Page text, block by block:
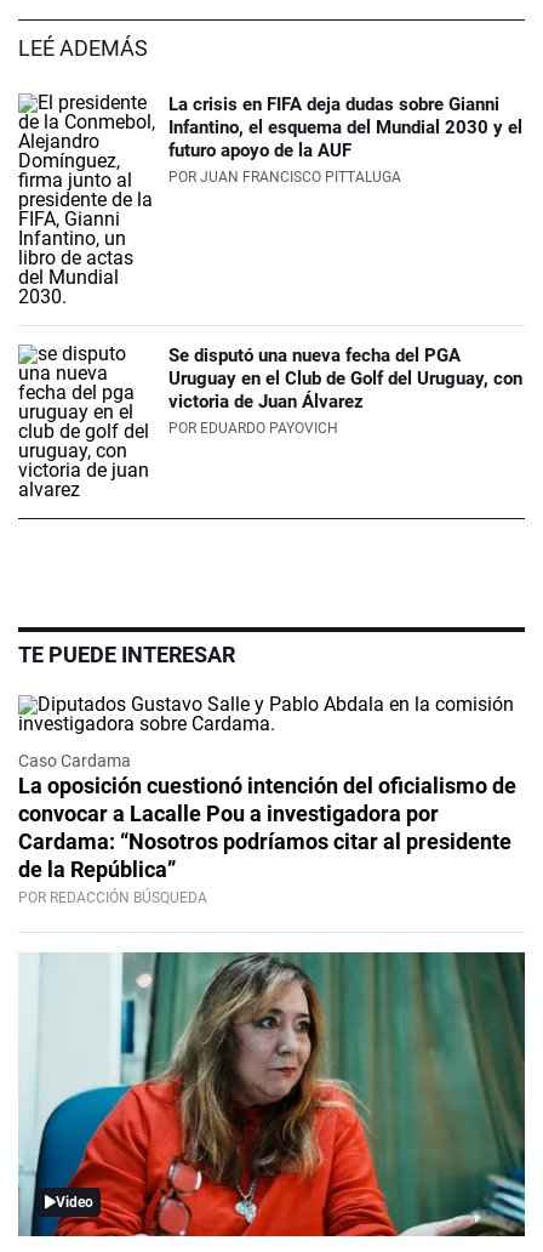
LEÉ ADEMÁS
La crisis en FIFA deja dudas sobre Gianni
Infantino, el esquema del Mundial 2030 y el
futuro apoyo de la AUF
POR JUAN FRANCISCO PITTALUGA
Se disputó una nueva fecha del PGA
Uruguay en el Club de Golf del Uruguay, con
victoria de Juan Álvarez
POR EDUARDO PAYOVICH
TE PUEDE INTERESAR
Caso Cardama
La oposición cuestionó intención del oficialismo de
convocar a Lacalle Pou a investigadora por
Cardama: “Nosotros podríamos citar al presidente
de la República”
POR REDACCIÓN BÚSQUEDA
Video